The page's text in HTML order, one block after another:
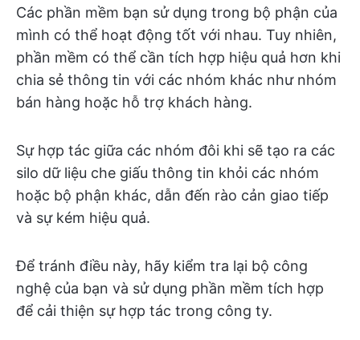
Các phần mềm bạn sử dụng trong bộ phận của
mình có thể hoạt động tốt với nhau. Tuy nhiên,
phần mềm có thể cần tích hợp hiệu quả hơn khi
chia sẻ thông tin với các nhóm khác như nhóm
bán hàng hoặc hỗ trợ khách hàng.
Sự hợp tác giữa các nhóm đôi khi sẽ tạo ra các
silo dữ liệu che giấu thông tin khỏi các nhóm
hoặc bộ phận khác, dẫn đến rào cản giao tiếp
và sự kém hiệu quả.
Để tránh điều này, hãy kiểm tra lại bộ công
nghệ của bạn và sử dụng phần mềm tích hợp
để cải thiện sự hợp tác trong công ty.